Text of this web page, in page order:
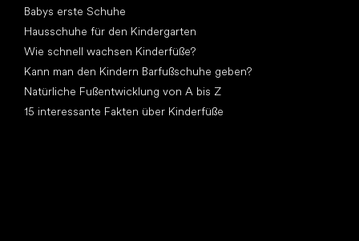
Babys erste Schuhe
Hausschuhe für den Kindergarten
Wie schnell wachsen Kinderfüße?
Kann man den Kindern Barfußschuhe geben?
Natürliche Fußentwicklung von A bis Z
15 interessante Fakten über Kinderfüße